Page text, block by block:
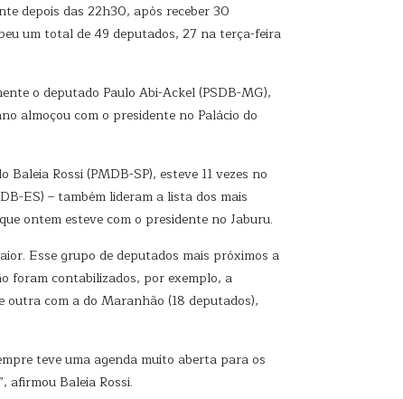
depois das 22h30, após receber 30
um total de 49 deputados, 27 na terça-feira
o deputado Paulo Abi-Ackel (PSDB-MG),
almoçou com o presidente no Palácio do
Rossi (PMDB-SP), esteve 11 vezes no
ES) – também lideram a lista dos mais
ontem esteve com o presidente no Jaburu.
Esse grupo de deputados mais próximos a
foram contabilizados, por exemplo, a
outra com a do Maranhão (18 deputados),
teve uma agenda muito aberta para os
afirmou Baleia Rossi.